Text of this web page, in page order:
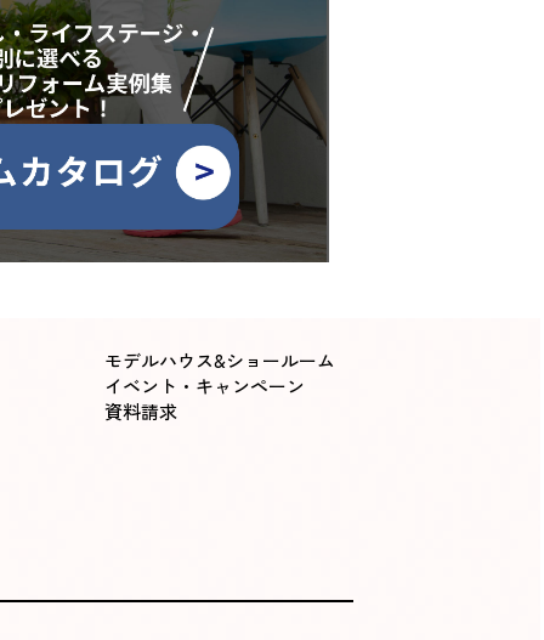
モデルハウス&ショールーム
イベント・キャンペーン
資料請求